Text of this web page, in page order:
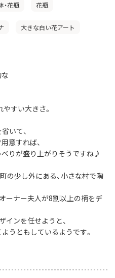
・花瓶 花瓶
大きな白い花アート
すい大きさ。
いて、
意すれば、
りが盛り上がりそうですね♪
の少し外にある、小さな村で陶
ーナー夫人が8割以上の柄をデ
インを任せようと、
うともしているようです。